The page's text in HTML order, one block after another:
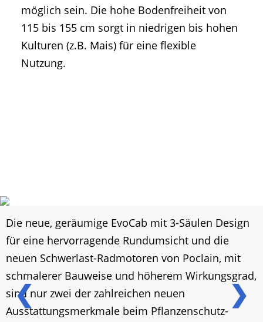
möglich sein. Die hohe Bodenfreiheit von
115 bis 155 cm sorgt in niedrigen bis hohen
Kulturen (z.B. Mais) für eine flexible
Nutzung.
❮ ❯
Die neue, geräumige EvoCab mit 3-Säulen Design
für eine hervorragende Rundumsicht und die
neuen Schwerlast-Radmotoren von Poclain, mit
schmalerer Bauweise und höherem Wirkungsgrad,
sind nur zwei der zahlreichen neuen
Ausstattungsmerkmale beim Pflanzenschutz-